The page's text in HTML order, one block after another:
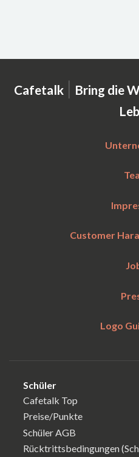
Cafetalk | Bring die
Customer
Logo
Schüler
Cafetalk Top
Preise/Punkte
Schüler AGB
Rücktrittsbedingungen